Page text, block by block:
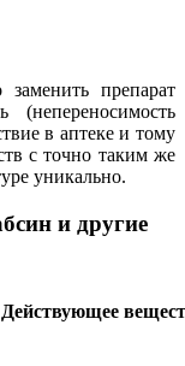
препарат
(непереносимость
в аптеке и тому
с точно таким же
уникально.
и другие
Действующее